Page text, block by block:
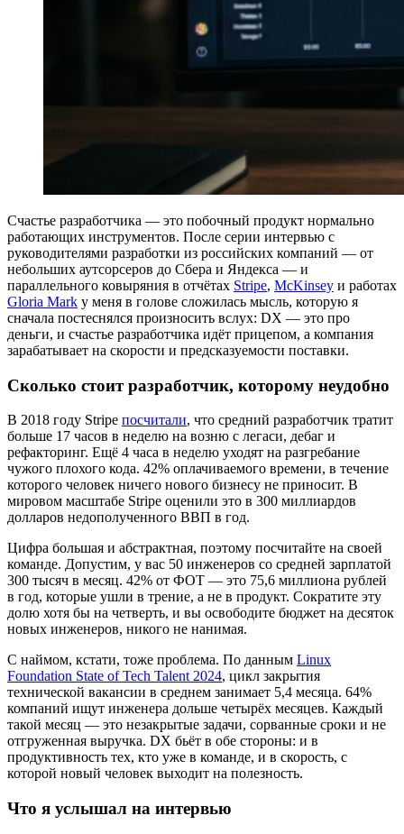
Счастье разработчика — это побочный продукт нормально
работающих инструментов. После серии интервью с
руководителями разработки из российских компаний — от
небольших аутсорсеров до Сбера и Яндекса — и
параллельного ковыряния в отчётах Stripe, McKinsey и работах
Gloria Mark у меня в голове сложилась мысль, которую я
сначала постеснялся произносить вслух: DX — это про
деньги, и счастье разработчика идёт прицепом, а компания
зарабатывает на скорости и предсказуемости поставки.
Сколько стоит разработчик, которому неудобно
В 2018 году Stripe посчитали, что средний разработчик тратит
больше 17 часов в неделю на возню с легаси, дебаг и
рефакторинг. Ещё 4 часа в неделю уходят на разгребание
чужого плохого кода. 42% оплачиваемого времени, в течение
которого человек ничего нового бизнесу не приносит. В
мировом масштабе Stripe оценили это в 300 миллиардов
долларов недополученного ВВП в год.
Цифра большая и абстрактная, поэтому посчитайте на своей
команде. Допустим, у вас 50 инженеров со средней зарплатой
300 тысяч в месяц. 42% от ФОТ — это 75,6 миллиона рублей
в год, которые ушли в трение, а не в продукт. Сократите эту
долю хотя бы на четверть, и вы освободите бюджет на десяток
новых инженеров, никого не нанимая.
С наймом, кстати, тоже проблема. По данным Linux
Foundation State of Tech Talent 2024, цикл закрытия
технической вакансии в среднем занимает 5,4 месяца. 64%
компаний ищут инженера дольше четырёх месяцев. Каждый
такой месяц — это незакрытые задачи, сорванные сроки и не
отгруженная выручка. DX бьёт в обе стороны: и в
продуктивность тех, кто уже в команде, и в скорость, с
которой новый человек выходит на полезность.
Что я услышал на интервью